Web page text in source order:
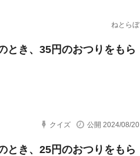
ねとらぼ
とき、35円のおつりをもら
クイズ 公開 2024/08/20
とき、25円のおつりをもら